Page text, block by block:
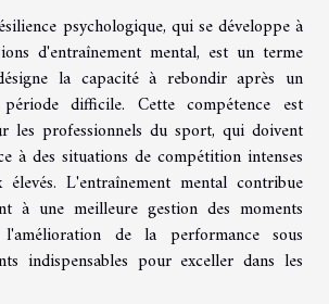
psychologique, qui se développe à
d'entraînement mental, est un terme
la capacité à rebondir après un
difficile. Cette compétence est
les professionnels du sport, qui doivent
à des situations de compétition intenses
L'entraînement mental contribue
à une meilleure gestion des moments
de la performance sous
indispensables pour exceller dans les